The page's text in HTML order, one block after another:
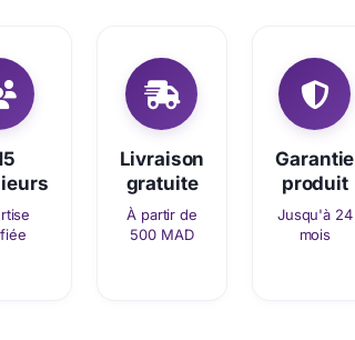
Livraison
gratuite
À partir de
500 MAD
Garantie
produit
Jusqu'à 24
mois